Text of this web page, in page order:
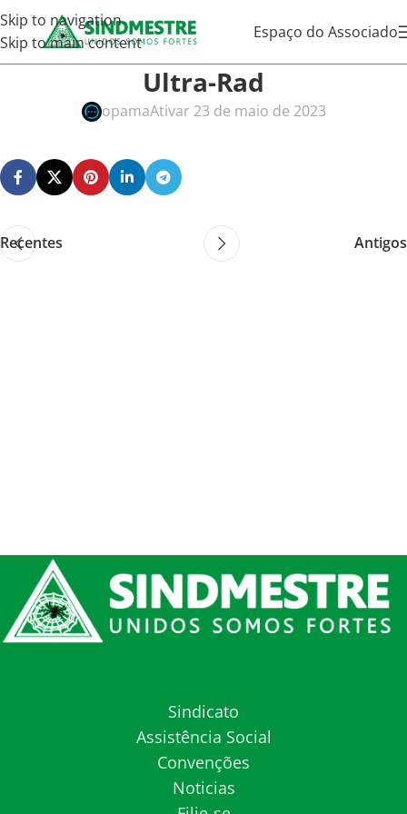
Skip to navigation
Skip to main content
Espaço do Associado
Ultra-Rad
opamaAtivar 23 de maio de 2023
Recentes Antigos
Sindicato
Assistência Social
Convenções
Noticias